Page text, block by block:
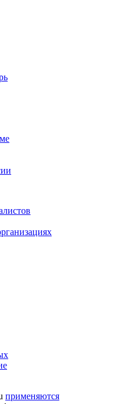
применяются